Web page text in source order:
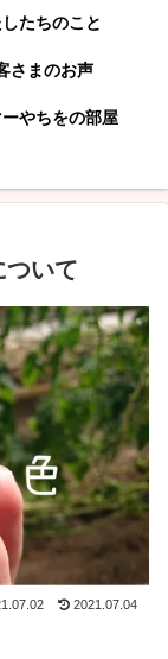
たちのこと
さまのお声
ーやちをの部屋
ついて
2021.07.04